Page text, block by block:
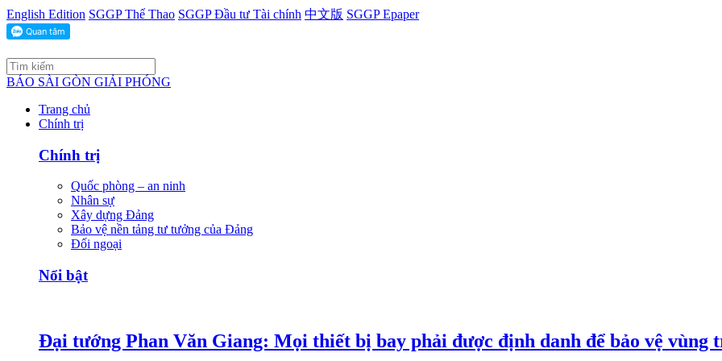
English Edition SGGP Thể Thao SGGP Đầu tư Tài chính 中文版 SGGP Epaper
BÁO SÀI GÒN GIẢI PHÓNG
Trang chủ
Chính trị
Chính trị
Quốc phòng – an ninh
Nhân sự
Xây dựng Đảng
Bảo vệ nền tảng tư tưởng của Đảng
Đối ngoại
Nổi bật
Đại tướng Phan Văn Giang: Mọi thiết bị bay phải được định danh để bảo vệ vùng